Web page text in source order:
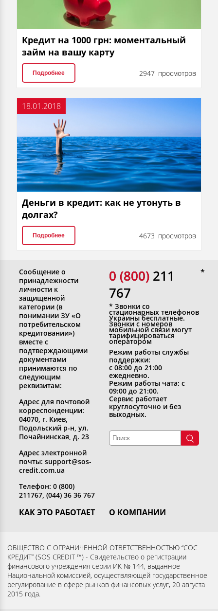
Кредит на 1000 грн: моментальный
займ на вашу карту
Подробнее 2947 просмотров
18.01.2018
Деньги в кредит: как не утонуть в
долгах?
Подробнее 4673 просмотров
КАК ЭТО РАБОТАЕТ
Вернуть кредит
Вопросы и ответы
Партнерам
О КОМПАНИИ
Раскрытие информации
Контакты
Согласие субъекта на
обработку персональных
Сообщение о
принадлежности
личности к
защищенной
категории (в
понимании ЗУ «О
потребительском
кредитовании»)
вместе с
подтверждающими
документами
принимаются по
следующим
реквизитам:
Адрес для почтовой
корреспонденции:
04070, г. Киев,
Подольский р-н, ул.
Почайнинская, д. 23
Адрес электронной
почты: support@sos-
credit.com.ua
Телефон: 0 (800)
211767, (044) 36 36 767
0 (800)
0 (800) 211
767
* Звонки со
стационарных телефонов
Украины бесплатные.
Звонки с номеров
мобильной связи могут
тарифицироваться
оператором
Режим работы службы
поддержки:
с 08:00 до 21:00
ежедневно.
Режим работы чата: с
09:00 до 21:00.
Сервис работает
круглосуточно и без
выходных.
ОБЩЕСТВО С ОГРАНИЧЕННОЙ ОТВЕТСТВЕННОСТЬЮ “СОС
КРЕДИТ” (SOS CREDIT ™) - Свидетельство о регистрации
финансового учреждения серии ИК № 144, выданное
Национальной комиссией, осуществляющей государственное
регулирование в сфере рынков финансовых услуг, 20 августа
2015 года.